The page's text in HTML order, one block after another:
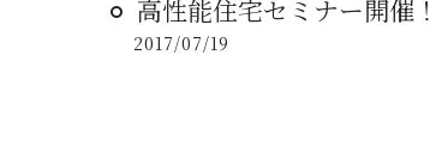
高性能住宅セミナー開催！
2017/07/19